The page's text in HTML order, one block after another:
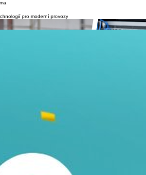
pro moderní provozy
instalace, IT infrastrukturu a uvedení provozů do
nutnosti koordinace více dodavatelů.